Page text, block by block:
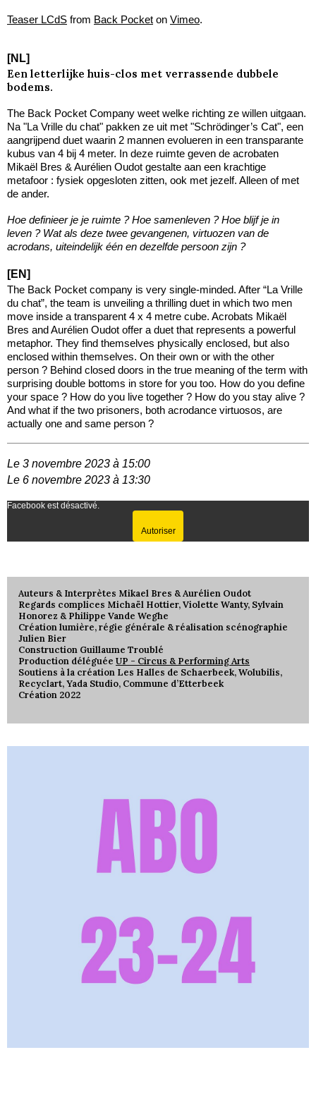
Teaser LCdS from Back Pocket on Vimeo.
[NL]
Een letterlijke huis-clos met verrassende dubbele
bodems.
The Back Pocket Company weet welke richting ze willen uitgaan.
Na "La Vrille du chat" pakken ze uit met "Schrödinger’s Cat", een
aangrijpend duet waarin 2 mannen evolueren in een transparante
kubus van 4 bij 4 meter. In deze ruimte geven de acrobaten
Mikaël Bres & Aurélien Oudot gestalte aan een krachtige
metafoor : fysiek opgesloten zitten, ook met jezelf. Alleen of met
de ander.
Hoe definieer je je ruimte ? Hoe samenleven ? Hoe blijf je in
leven ? Wat als deze twee gevangenen, virtuozen van de
acrodans, uiteindelijk één en dezelfde persoon zijn ?
[EN]
The Back Pocket company is very single-minded. After “La Vrille
du chat”, the team is unveiling a thrilling duet in which two men
move inside a transparent 4 x 4 metre cube. Acrobats Mikaël
Bres and Aurélien Oudot offer a duet that represents a powerful
metaphor. They find themselves physically enclosed, but also
enclosed within themselves. On their own or with the other
person ? Behind closed doors in the true meaning of the term with
surprising double bottoms in store for you too. How do you define
your space ? How do you live together ? How do you stay alive ?
And what if the two prisoners, both acrodance virtuosos, are
actually one and same person ?
Le 3 novembre 2023 à 15:00
Le 6 novembre 2023 à 13:30
Facebook est désactivé.
Autoriser
Auteurs & Interprètes Mikael Bres & Aurélien Oudot
Regards complices Michaël Hottier, Violette Wanty, Sylvain
Honorez & Philippe Vande Weghe
Création lumière, régie générale & réalisation scénographie
Julien Bier
Construction Guillaume Troublé
Production déléguée UP - Circus & Performing Arts
Soutiens à la création Les Halles de Schaerbeek, Wolubilis,
Recyclart, Yada Studio, Commune d’Etterbeek
Création 2022